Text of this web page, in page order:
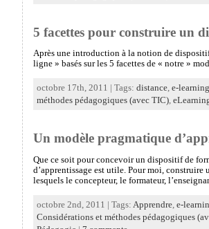
5 facettes pour construire un
Après une introduction à la notion de
ligne » basés sur les 5 facettes de « notre »
octobre 17th, 2011 | Tags: distance, e-learning
méthodes pédagogiques (avec TIC),
Un modèle pragmatique
Que ce soit pour concevoir un dispositif de
d’apprentissage est utile. Pour moi,
lesquels le concepteur, le formateur,
octobre 2nd, 2011 | Tags: Apprendre, e-
Considérations et méthodes pédagogiques